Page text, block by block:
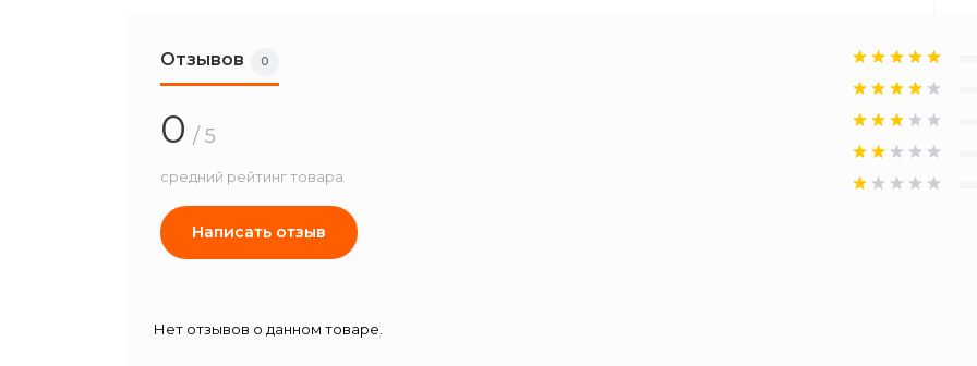
Отзывов 0
0 / 5
средний рейтинг товара
Написать отзыв
Нет отзывов о данном товаре.